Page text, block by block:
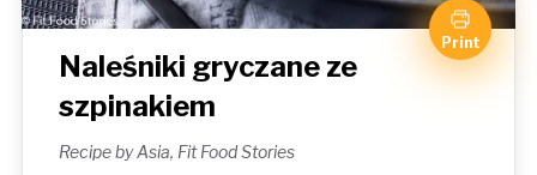
Print
Naleśniki gryczane ze
szpinakiem
Recipe by Asia, Fit Food Stories